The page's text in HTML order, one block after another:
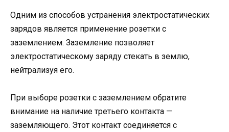
Одним из способов устранения электростатических
зарядов является применение розетки с
заземлением. Заземление позволяет
электростатическому заряду стекать в землю,
нейтрализуя его.
При выборе розетки с заземлением обратите
внимание на наличие третьего контакта —
заземляющего. Этот контакт соединяется с